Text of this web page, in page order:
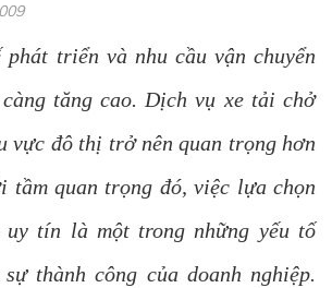
triển và nhu cầu vận chuyển
tăng cao. Dịch vụ xe tải chở
vực đô thị trở nên quan trọng hơn
tầm quan trọng đó, việc lựa chọn
tín là một trong những yếu tố
thành công của doanh nghiệp.